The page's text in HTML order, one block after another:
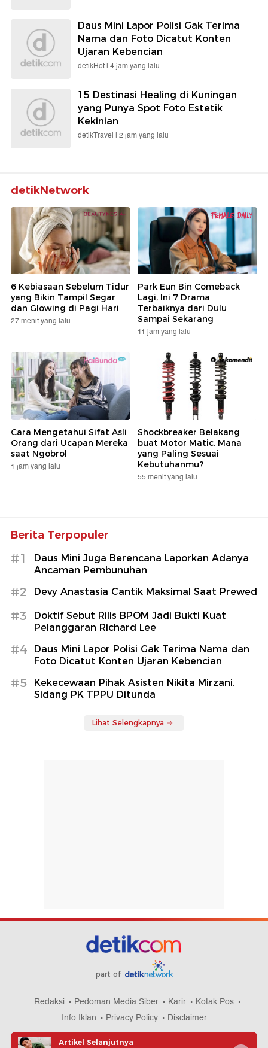
Daus Mini Lapor Polisi Gak Terima
Nama dan Foto Dicatut Konten
Ujaran Kebencian
detikHot | 4 jam yang lalu
15 Destinasi Healing di Kuningan
yang Punya Spot Foto Estetik
Kekinian
detikTravel | 2 jam yang lalu
detikNetwork
6 Kebiasaan Sebelum Tidur
yang Bikin Tampil Segar
dan Glowing di Pagi Hari
27 menit yang lalu
Park Eun Bin Comeback
Lagi, Ini 7 Drama
Terbaiknya dari Dulu
Sampai Sekarang
11 jam yang lalu
Cara Mengetahui Sifat Asli
Orang dari Ucapan Mereka
saat Ngobrol
1 jam yang lalu
Shockbreaker Belakang
buat Motor Matic, Mana
yang Paling Sesuai
Kebutuhanmu?
55 menit yang lalu
Berita Terpopuler
#1
Daus Mini Juga Berencana Laporkan Adanya
Ancaman Pembunuhan
#2 Devy Anastasia Cantik Maksimal Saat Prewed
#3
Doktif Sebut Rilis BPOM Jadi Bukti Kuat
Pelanggaran Richard Lee
#4
Daus Mini Lapor Polisi Gak Terima Nama dan
Foto Dicatut Konten Ujaran Kebencian
#5
Kekecewaan Pihak Asisten Nikita Mirzani,
Sidang PK TPPU Ditunda
Lihat Selengkapnya
part of
Redaksi Pedoman Media Siber Karir
Kotak Pos
Info Iklan
Privacy Policy Disclaimer
Artikel Selanjutnya